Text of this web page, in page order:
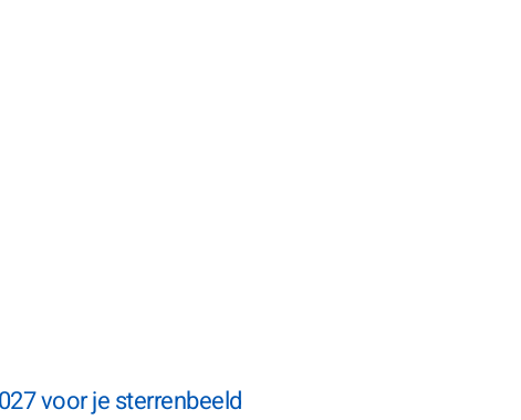
voor je sterrenbeeld